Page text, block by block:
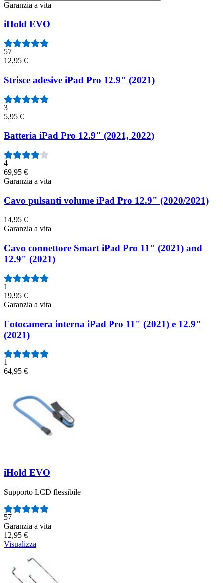
Garanzia a vita
iHold EVO
57
12,95 €
Strisce adesive iPad Pro 12.9" (2021)
3
5,95 €
Batteria iPad Pro 12.9" (2021, 2022)
4
69,95 €
Garanzia a vita
Cavo pulsanti volume iPad Pro 12.9" (2020/2021)
14,95 €
Garanzia a vita
Cavo connettore Smart iPad Pro 11" (2021) and
12.9" (2021)
1
19,95 €
Garanzia a vita
Fotocamera interna iPad Pro 11" (2021) e 12.9"
(2021)
1
64,95 €
iHold EVO
Supporto LCD flessibile
Numero di recensioni:
57
Garanzia a vita
12,95 €
Visualizza